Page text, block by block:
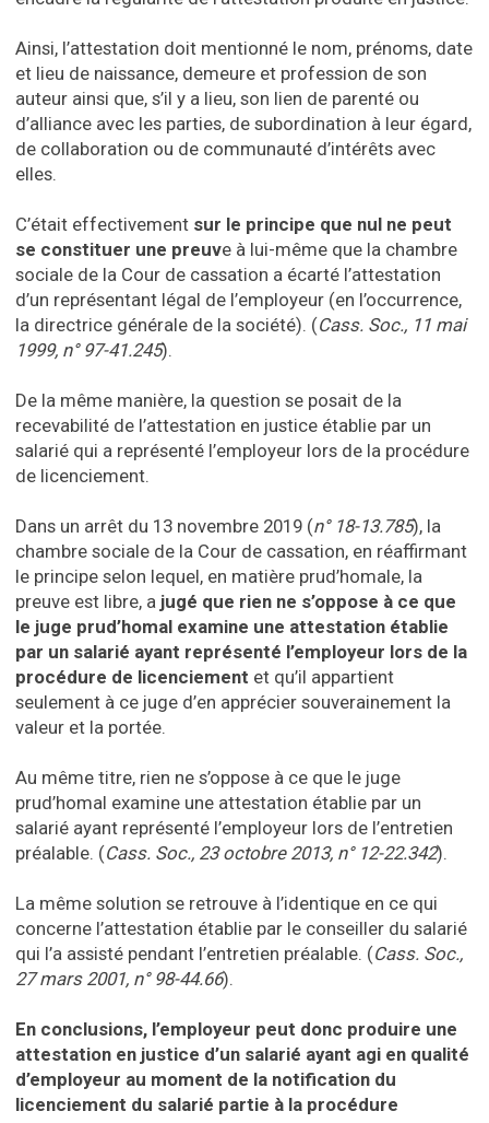
Ainsi, l’attestation doit mentionné le nom, prénoms, date
et lieu de naissance, demeure et profession de son
auteur ainsi que, s’il y a lieu, son lien de parenté ou
d’alliance avec les parties, de subordination à leur égard,
de collaboration ou de communauté d’intérêts avec
elles.
C’était effectivement sur le principe que nul ne peut
se constituer une preuve à lui-même que la chambre
sociale de la Cour de cassation a écarté l’attestation
d’un représentant légal de l’employeur (en l’occurrence,
la directrice générale de la société). (Cass. Soc., 11 mai
1999, n° 97-41.245).
De la même manière, la question se posait de la
recevabilité de l’attestation en justice établie par un
salarié qui a représenté l’employeur lors de la procédure
de licenciement.
Dans un arrêt du 13 novembre 2019 (n° 18-13.785), la
chambre sociale de la Cour de cassation, en réaffirmant
le principe selon lequel, en matière prud’homale, la
preuve est libre, a jugé que rien ne s’oppose à ce que
le juge prud’homal examine une attestation établie
par un salarié ayant représenté l’employeur lors de la
procédure de licenciement et qu’il appartient
seulement à ce juge d’en apprécier souverainement la
valeur et la portée.
Au même titre, rien ne s’oppose à ce que le juge
prud’homal examine une attestation établie par un
salarié ayant représenté l’employeur lors de l’entretien
préalable. (Cass. Soc., 23 octobre 2013, n° 12-22.342).
La même solution se retrouve à l’identique en ce qui
concerne l’attestation établie par le conseiller du salarié
qui l’a assisté pendant l’entretien préalable. (Cass. Soc.,
27 mars 2001, n° 98-44.66).
En conclusions, l’employeur peut donc produire une
attestation en justice d’un salarié ayant agi en qualité
d’employeur au moment de la notification du
licenciement du salarié partie à la procédure